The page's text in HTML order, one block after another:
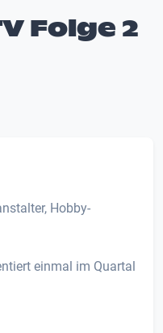
Folge 2
Hobby-
einmal im Quartal